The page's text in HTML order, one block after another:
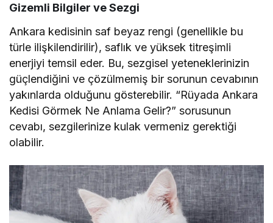
Gizemli Bilgiler ve Sezgi
Ankara kedisinin saf beyaz rengi (genellikle bu
türle ilişkilendirilir), saflık ve yüksek titreşimli
enerjiyi temsil eder. Bu, sezgisel yeteneklerinizin
güçlendiğini ve çözülmemiş bir sorunun cevabının
yakınlarda olduğunu gösterebilir. “Rüyada Ankara
Kedisi Görmek Ne Anlama Gelir?” sorusunun
cevabı, sezgilerinize kulak vermeniz gerektiği
olabilir.